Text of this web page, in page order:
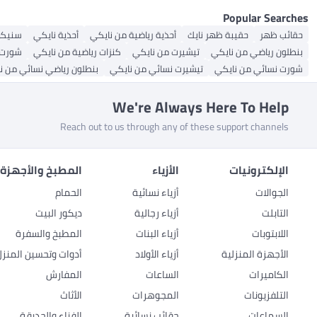
Popular Searches
حقائب ظهر حقيبة ظهر نايك أحذية رياضية من نايكي أحذية نايكي
بنطلون رياضي من نايكي
تيشيرت من نايكي كنزات رياضية من نايكي
شورت نسائي من نايكي
تيشيرت نسائي من نايكي بنطلون رياضي نسائي من
We're Always Here To Help
Reach out to us through any of these support channels
الإلكترونيات
الجوالات
التابلت
اللابتوبات
الأجهزة المنزلية
الكاميرات
التلفزيونات
الأزياء
أزياء نسائية
أزياء رجالية
أزياء البنات
أزياء الأولاد
الساعات
المجوهرات
المطبخ
الحمام
ديكور البيت
المطبخ والسفرة
أدوات وتحسين
المفارش
الأثاث